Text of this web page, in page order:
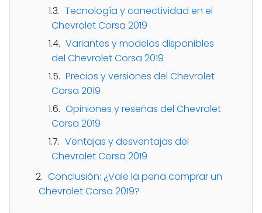
Tecnología y conectividad en el
Chevrolet Corsa 2019
Variantes y modelos disponibles
del Chevrolet Corsa 2019
Precios y versiones del Chevrolet
Corsa 2019
Opiniones y reseñas del Chevrolet
Corsa 2019
Ventajas y desventajas del
Chevrolet Corsa 2019
Conclusión: ¿Vale la pena comprar un
Chevrolet Corsa 2019?